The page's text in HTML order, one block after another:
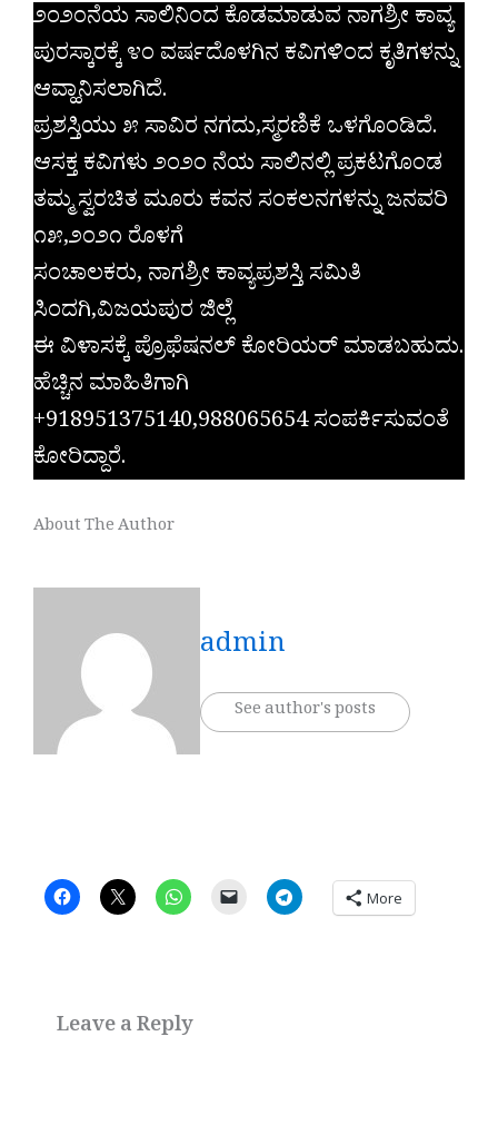
೨೦೨೦ನೆಯ ಸಾಲಿನಿಂದ ಕೊಡಮಾಡುವ ನಾಗಶ್ರೀ ಕಾವ್ಯ
ಪುರಸ್ಕಾರಕ್ಕೆ ೪೦ ವರ್ಷದೊಳಗಿನ ಕವಿಗಳಿಂದ ಕೃತಿಗಳನ್ನು
ಆವ್ಹಾನಿಸಲಾಗಿದೆ.
ಪ್ರಶಸ್ತಿಯು ೫ ಸಾವಿರ ನಗದು,ಸ್ಮರಣಿಕೆ ಒಳಗೊಂಡಿದೆ.
ಆಸಕ್ತ ಕವಿಗಳು ೨೦೨೦ ನೆಯ ಸಾಲಿನಲ್ಲಿ ಪ್ರಕಟಗೊಂಡ
ತಮ್ಮ ಸ್ವರಚಿತ ಮೂರು ಕವನ ಸಂಕಲನಗಳನ್ನು ಜನವರಿ
೧೫,೨೦೨೧ ರೊಳಗೆ
ಸಂಚಾಲಕರು, ನಾಗಶ್ರೀ ಕಾವ್ಯಪ್ರಶಸ್ತಿ ಸಮಿತಿ
ಸಿಂದಗಿ,ವಿಜಯಪುರ ಜಿಲ್ಲೆ
ಈ ವಿಳಾಸಕ್ಕೆ ಪ್ರೊಫೆಷನಲ್ ಕೋರಿಯರ್ ಮಾಡಬಹುದು.
ಹೆಚ್ಚಿನ ಮಾಹಿತಿಗಾಗಿ
+918951375140,988065654 ಸಂಪರ್ಕಿಸುವಂತೆ
ಕೋರಿದ್ದಾರೆ.
About The Author
admin
See author's posts
More
Leave a Reply